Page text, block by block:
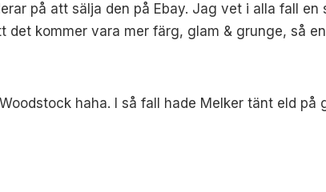
på att sälja den på Ebay. Jag vet i alla fall en
det kommer vara mer färg, glam & grunge, så
haha. I så fall hade Melker tänt eld på